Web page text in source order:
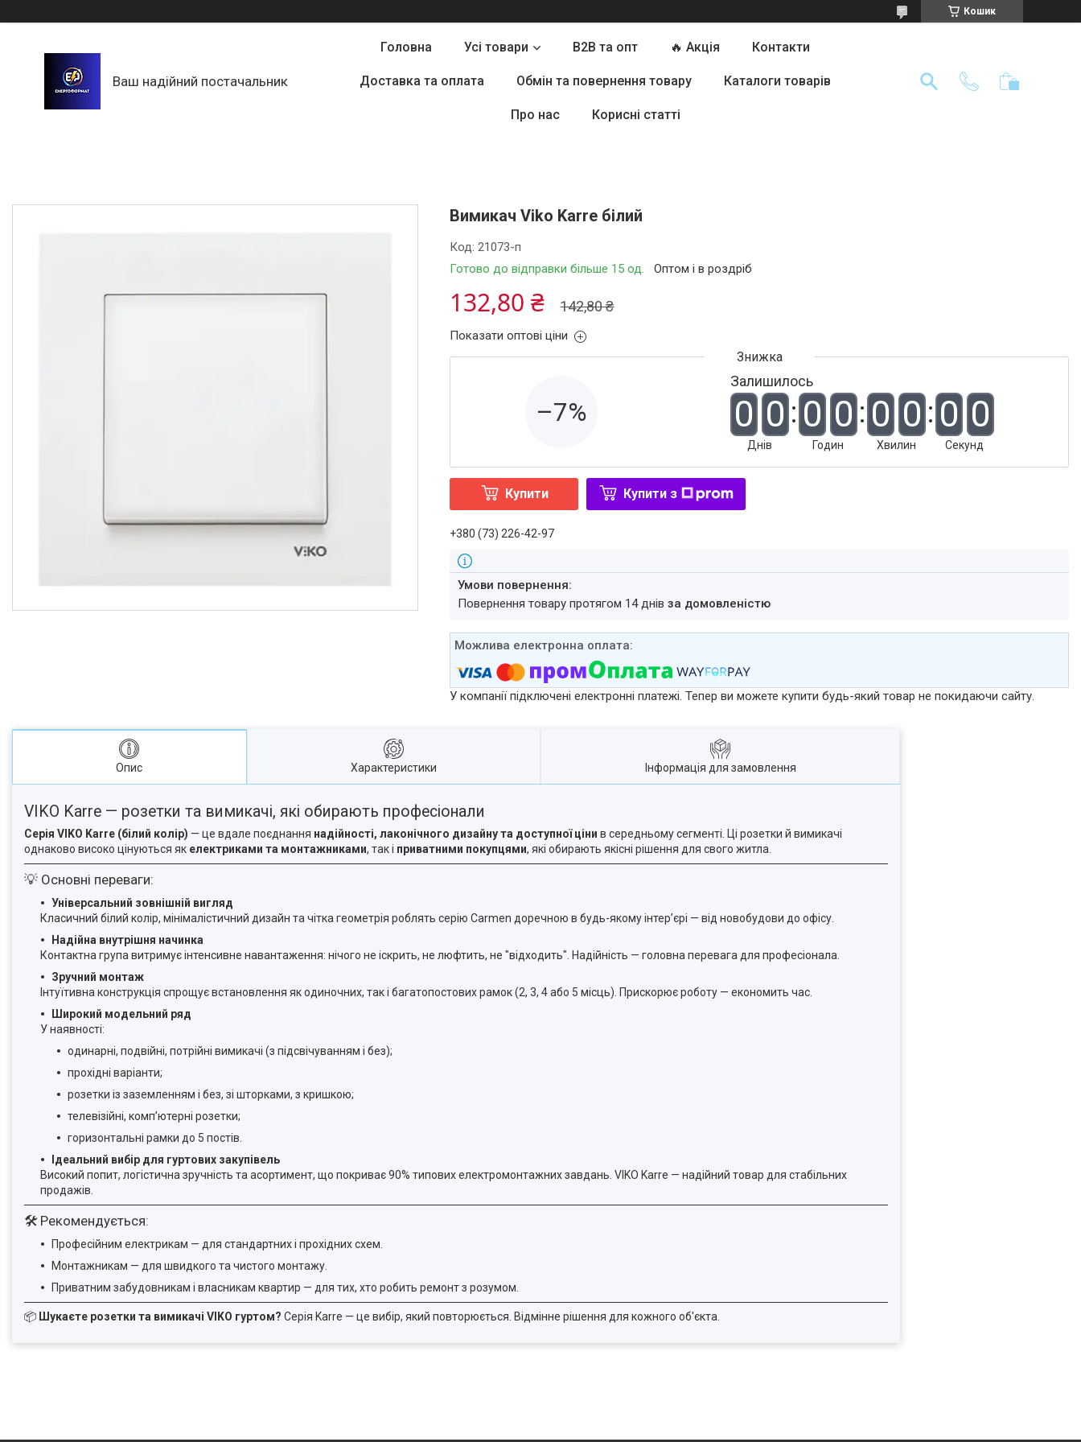
Кошик
Ваш надійний постачальник
Головна Усі товари B2B та опт 🔥 Акція Контакти
Доставка та оплата Обмін та повернення товару Каталоги товарів
Про нас Корисні статті
Вимикач Viko Karre білий
Готово до відправки більше 15 од. Оптом і в роздріб
Код:21073-п
142,80 ₴
132,80 ₴
Показати оптові ціни
–7%
Залишилось
0 0
Днів
0 0
Годин
0 0
Хвилин
0 0
Секунд
Купити Купити з
+380 (73) 226-42-97
повернення товару протягом 14 днівза домовленістю
У компанії підключені електронні платежі. Тепер ви можете купити будь-який товар не покидаючи сайту.
Опис Характеристики Інформація для замовлення
VIKO Karre — розетки та вимикачі, які обирають професіонали
Серія VIKO Karre (білий колір) — це вдале поєднання надійності, лаконічного дизайну та доступної ціни в середньому сегменті. Ці розетки й вимикачі
однаково високо цінуються як електриками та монтажниками, так і приватними покупцями, які обирають якісні рішення для свого житла.
💡 Основні переваги:
Універсальний зовнішній вигляд
Класичний білий колір, мінімалістичний дизайн та чітка геометрія роблять серію Carmen доречною в будь-якому інтер’єрі — від новобудови до офісу.
Надійна внутрішня начинка
Контактна група витримує інтенсивне навантаження: нічого не іскрить, не люфтить, не "відходить". Надійність — головна перевага для професіонала.
Зручний монтаж
Інтуїтивна конструкція спрощує встановлення як одиночних, так і багатопостових рамок (2, 3, 4 або 5 місць). Прискорює роботу — економить час.
Широкий модельний ряд
У наявності:
одинарні, подвійні, потрійні вимикачі (з підсвічуванням і без);
прохідні варіанти;
розетки із заземленням і без, зі шторками, з кришкою;
телевізійні, комп’ютерні розетки;
горизонтальні рамки до 5 постів.
Ідеальний вибір для гуртових закупівель
Високий попит, логістична зручність та асортимент, що покриває 90% типових електромонтажних завдань. VIKO Karre — надійний товар для стабільних
продажів.
🛠 Рекомендується:
Професійним електрикам — для стандартних і прохідних схем.
Монтажникам — для швидкого та чистого монтажу.
Приватним забудовникам і власникам квартир — для тих, хто робить ремонт з розумом.
📦 Шукаєте розетки та вимикачі VIKO гуртом? Серія Karre — це вибір, який повторюється. Відмінне рішення для кожного об'єкта.